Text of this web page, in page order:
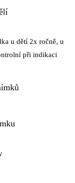
u dětí 2x ročně, u
při indikaci